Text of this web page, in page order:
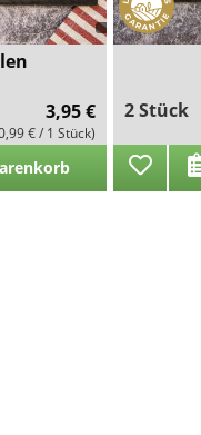
3,95 €
€ / 1 Stück)
2 Stück